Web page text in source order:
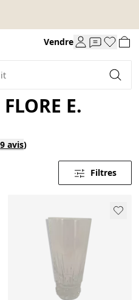
Vendre
E.
9 avis)
Filtres